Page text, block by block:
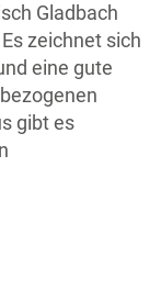
Gladbach
zeichnet sich
eine gute
gibt es